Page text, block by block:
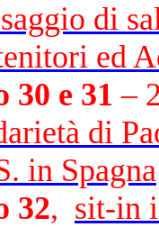
di
ed
e 31 –
di
in Spagna
32, sit-in